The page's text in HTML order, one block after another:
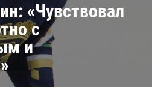
«Чувствовал
с
и